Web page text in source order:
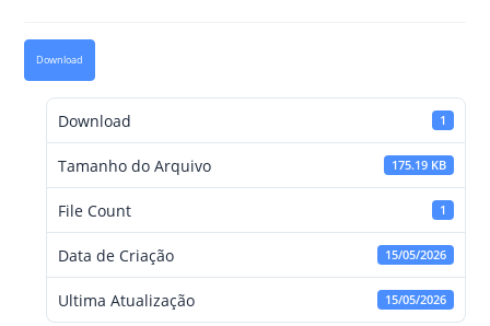
Download
Download 1
Tamanho do Arquivo 175.19 KB
File Count 1
Data de Criação 15/05/2026
Ultima Atualização 15/05/2026